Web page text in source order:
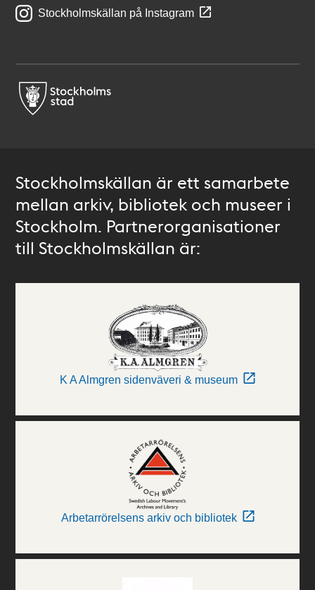
Stockholmskällan på Instagram
Stockholmskällan är ett samarbete
mellan arkiv, bibliotek och museer i
Stockholm. Partnerorganisationer
till Stockholmskällan är:
K A Almgren sidenväveri & museum
Arbetarrörelsens arkiv och bibliotek